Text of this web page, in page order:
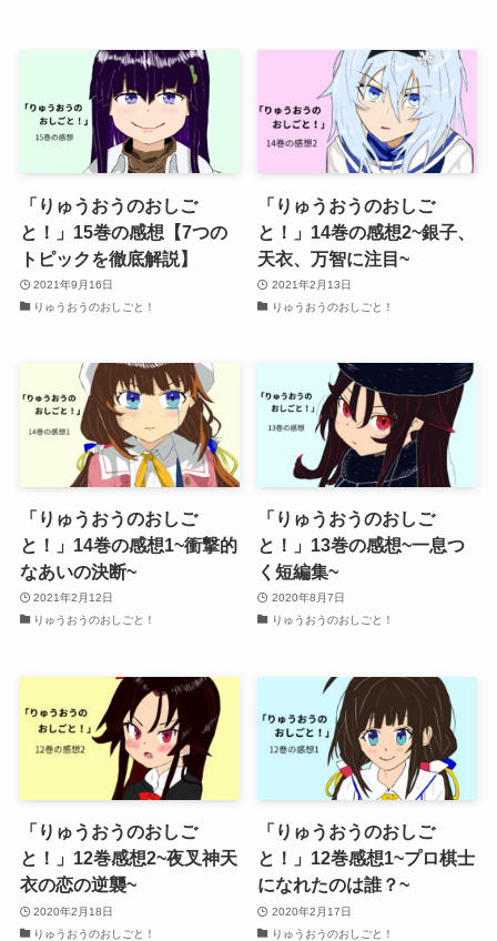
「りゅうおうのおしご
と！」15巻の感想【7つの
トピックを徹底解説】
2021年9月16日
りゅうおうのおしごと！
「りゅうおうのおしご
と！」14巻の感想2~銀子、
天衣、万智に注目~
2021年2月13日
りゅうおうのおしごと！
「りゅうおうのおしご
と！」14巻の感想1~衝撃的
なあいの決断~
2021年2月12日
りゅうおうのおしごと！
「りゅうおうのおしご
と！」13巻の感想~一息つ
く短編集~
2020年8月7日
りゅうおうのおしごと！
「りゅうおうのおしご
と！」12巻感想2~夜叉神天
衣の恋の逆襲~
2020年2月18日
りゅうおうのおしごと！
「りゅうおうのおしご
と！」12巻感想1~プロ棋士
になれたのは誰？~
2020年2月17日
りゅうおうのおしごと！